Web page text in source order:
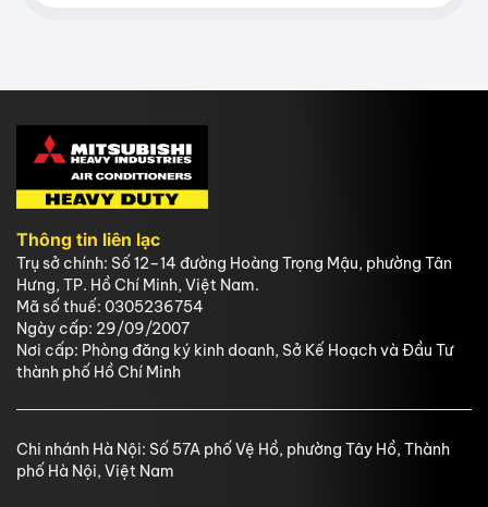
Thông tin liên lạc
Trụ sở chính: Số 12–14 đường Hoàng Trọng Mậu, phường Tân
Hưng, TP. Hồ Chí Minh, Việt Nam.
Mã số thuế: 0305236754
Ngày cấp: 29/09/2007
Nơi cấp: Phòng đăng ký kinh doanh, Sở Kế Hoạch và Đầu Tư
thành phố Hồ Chí Minh
Chi nhánh Hà Nội: Số 57A phố Vệ Hồ, phường Tây Hồ, Thành
phố Hà Nội, Việt Nam